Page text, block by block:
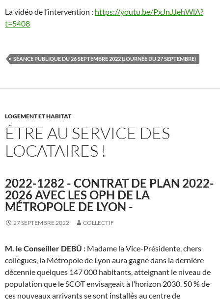
La vidéo de l’intervention : https://youtu.be/PxJnJJehWlA?
t=5408
SÉANCE PUBLIQUE DU 26 SEPTEMBRE 2022 (JOURNÉE DU 27 SEPTEMBRE)
LOGEMENT ET HABITAT
ÊTRE AU SERVICE DES
LOCATAIRES !
2022-1282 - CONTRAT DE PLAN 2022-
2026 AVEC LES OPH DE LA
MÉTROPOLE DE LYON -
27 SEPTEMBRE 2022 COLLECTIF
M. le Conseiller DEBÛ : Madame la Vice-Présidente, chers
collègues, la Métropole de Lyon aura gagné dans la dernière
décennie quelques 147 000 habitants, atteignant le niveau de
population que le SCOT envisageait à l’horizon 2030. 50 % de
ces nouveaux arrivants se sont installés au centre de